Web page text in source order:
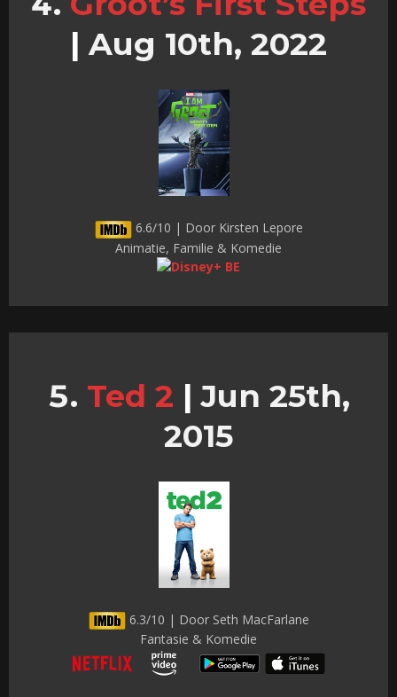
| Aug 10th, 2022
6.6/10 | Door Kirsten Lepore
Animatie, Familie & Komedie
Ted 2 | Jun 25th,
2015
6.3/10 | Door Seth MacFarlane
Fantasie & Komedie